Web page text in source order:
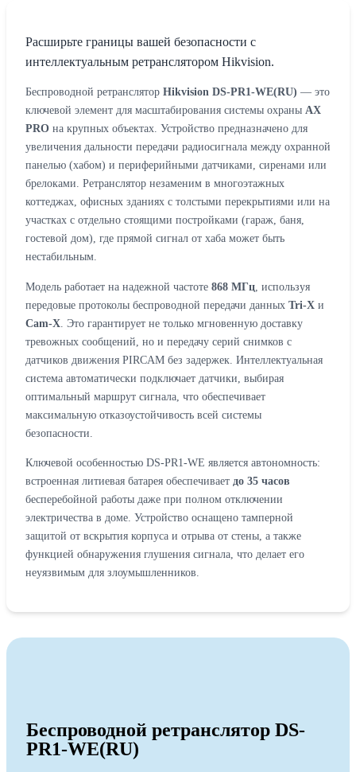
Расширьте границы вашей безопасности с
интеллектуальным ретранслятором Hikvision.
Беспроводной ретранслятор Hikvision DS-PR1-WE(RU) — это
ключевой элемент для масштабирования системы охраны AX
PRO на крупных объектах. Устройство предназначено для
увеличения дальности передачи радиосигнала между охранной
панелью (хабом) и периферийными датчиками, сиренами или
брелоками. Ретранслятор незаменим в многоэтажных
коттеджах, офисных зданиях с толстыми перекрытиями или на
участках с отдельно стоящими постройками (гараж, баня,
гостевой дом), где прямой сигнал от хаба может быть
нестабильным.
Модель работает на надежной частоте 868 МГц , используя
передовые протоколы беспроводной передачи данных Tri-X и
Cam-X . Это гарантирует не только мгновенную доставку
тревожных сообщений, но и передачу серий снимков с
датчиков движения PIRCAM без задержек. Интеллектуальная
система автоматически подключает датчики, выбирая
оптимальный маршрут сигнала, что обеспечивает
максимальную отказоустойчивость всей системы
безопасности.
Ключевой особенностью DS-PR1-WE является автономность:
встроенная литиевая батарея обеспечивает до 35 часов
бесперебойной работы даже при полном отключении
электричества в доме. Устройство оснащено тамперной
защитой от вскрытия корпуса и отрыва от стены, а также
функцией обнаружения глушения сигнала, что делает его
неуязвимым для злоумышленников.
Беспроводной ретранслятор DS-
PR1-WE(RU)